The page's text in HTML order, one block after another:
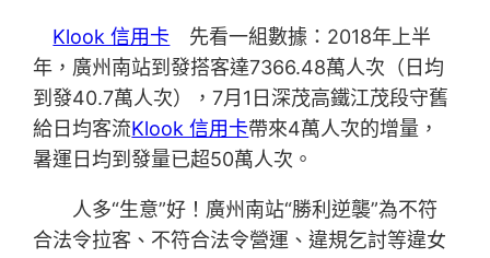
Klook 信用卡 先看一組數據：2018年上半
年，廣州南站到發搭客達7366.48萬人次（日均
到發40.7萬人次），7月1日深茂高鐵江茂段守舊
給日均客流Klook 信用卡帶來4萬人次的增量，
暑運日均到發量已超50萬人次。
人多“生意”好！廣州南站“勝利逆襲”為不符
合法令拉客、不符合法令營運、違規乞討等違女